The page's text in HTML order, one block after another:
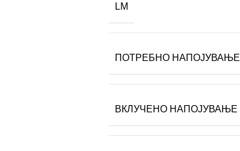
LM
ПОТРЕБНО НАПОЈУВАЊЕ
ВКЛУЧЕНО НАПОЈУВАЊЕ